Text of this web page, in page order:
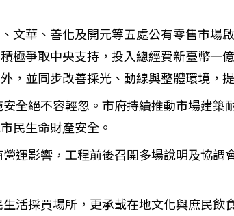
文華、善化及開元等五處公有零售市場
極爭取中央支持，投入總經費新臺幣
，並同步改善採光、動線與整體環境，
全絕不容輕忽。市府持續推動市場建
民生命財產安全。
運影響，工程前後召開多場說明及協
活採買場所，更承載在地文化與庶民